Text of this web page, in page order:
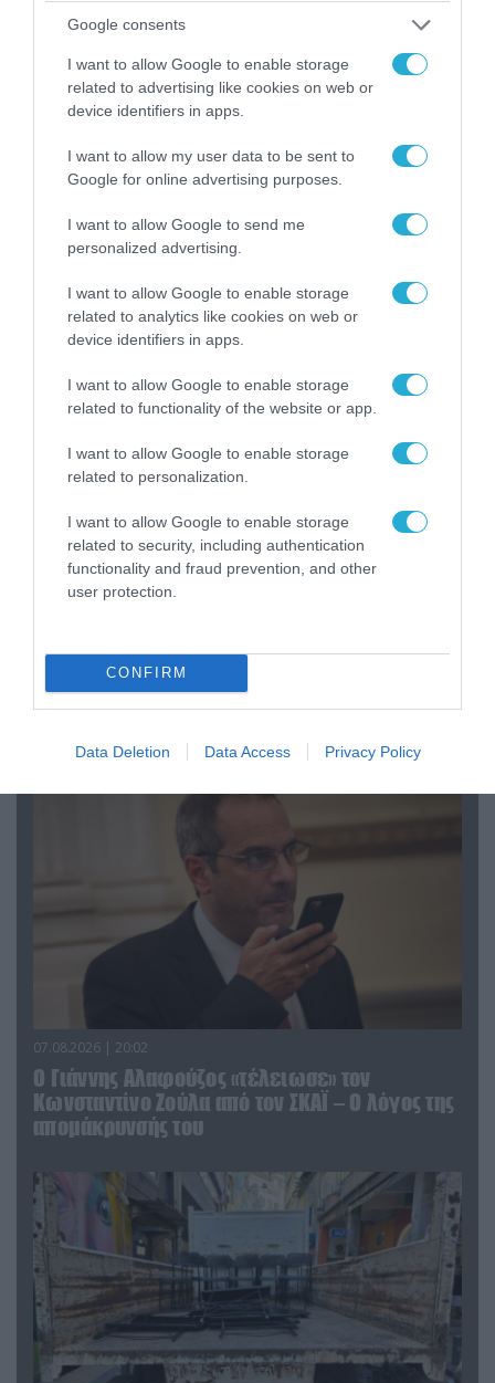
Google consents
I want to allow Google to enable storage
related to advertising like cookies on web or
device identifiers in apps.
I want to allow my user data to be sent to
Google for online advertising purposes.
I want to allow Google to send me
personalized advertising.
I want to allow Google to enable storage
related to analytics like cookies on web or
device identifiers in apps.
I want to allow Google to enable storage
related to functionality of the website or app.
I want to allow Google to enable storage
related to personalization.
I want to allow Google to enable storage
related to security, including authentication
functionality and fraud prevention, and other
user protection.
CONFIRM
Data Deletion Data Access Privacy Policy
09.08.2026 | 17:02
ΣΥΡΙΖΑ για υποκλοπές: «Το (παρα)κράτος της ΝΔ
08.08.2026 | 09:02
«Η απόλυτη τραγωδία»: Η «αιχμηρή» ανάρτηση
07.08.2026 | 20:02
Ο Γιάννης Αλαφούζος «τέλειωσε» τον
Κωνσταντίνο Ζούλα από τον ΣΚΑΪ – Ο λόγος της
απομάκρυνσής του